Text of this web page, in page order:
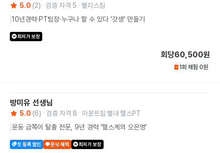
5.0 (2) 검증 자격 5
팰리스짐
10년경력·PT팀장·누구나 할 수 있다 '갓생' 만들기
최저가 보장
회당60,500원
1회 체험 0원
방미유 선생님
5.0 (6) 검증 자격 8
마운트짐 별내 헬스PT
운동 금쪽이 탈출 전문, 9년 경력 '헬스계의 오은영'
첫 등록 할인 운닥 혜택 최저가 보장